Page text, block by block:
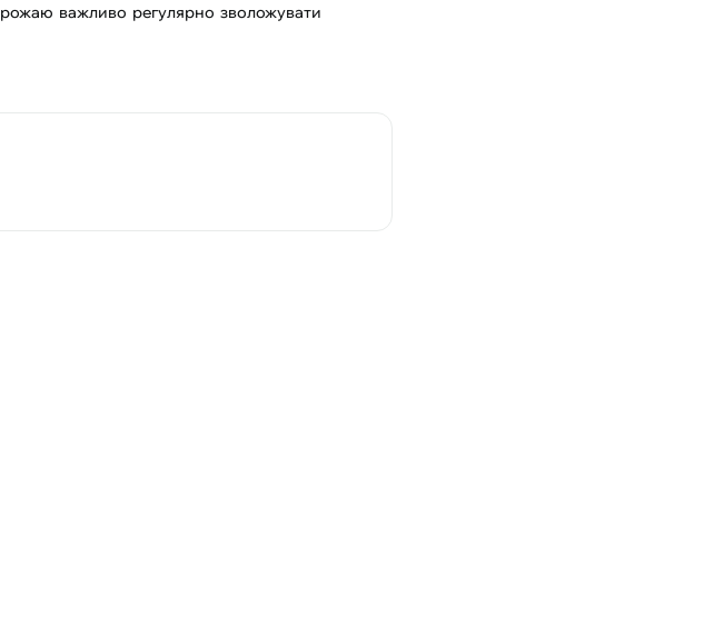
важливо регулярно зволожувати